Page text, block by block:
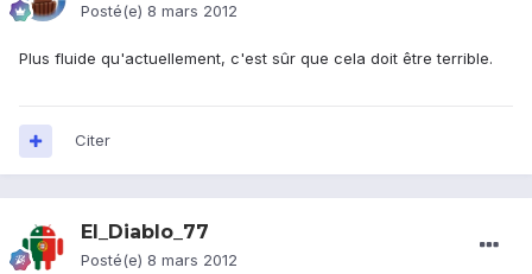
Posté(e) 8 mars 2012
Plus fluide qu'actuellement, c'est sûr que cela doit être terrible.
Citer
El_Diablo_77
Posté(e) 8 mars 2012